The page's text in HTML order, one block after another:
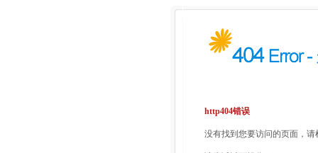
http404错误
没有找到您要访问的页面，